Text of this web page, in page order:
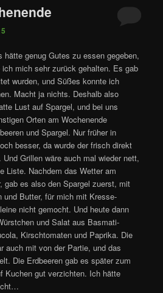
hätte genug Gutes zu essen gegeben,
mich sehr zurück gehalten. Es gab
wurden, und Süßes konnte ich
Macht ja nichts. Deshalb also
Lust auf Spargel, und bei uns
Orten am Wochenende
und Spargel. Nur früher in
besser, da wurde der frisch direkt
Grillen wäre auch mal wieder nett,
Liste. Nachdem das Wetter am
gab es also den Spargel zuerst, mit
und Butter, für mich mit Kresse-
nicht gemocht. Und heute dann
und Salat aus Basmati-
Kirschtomaten und Paprika. Die
auch mit von der Partie, und das
Die Erdbeeren gab es später zum
Kuchen gut verzichten. Ich hätte